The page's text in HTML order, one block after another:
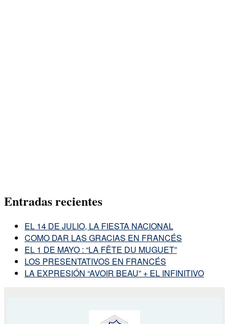
Entradas recientes
EL 14 DE JULIO, LA FIESTA NACIONAL
COMO DAR LAS GRACIAS EN FRANCÉS
EL 1 DE MAYO : “LA FÊTE DU MUGUET”
LOS PRESENTATIVOS EN FRANCÉS
LA EXPRESIÓN “AVOIR BEAU” + EL INFINITIVO